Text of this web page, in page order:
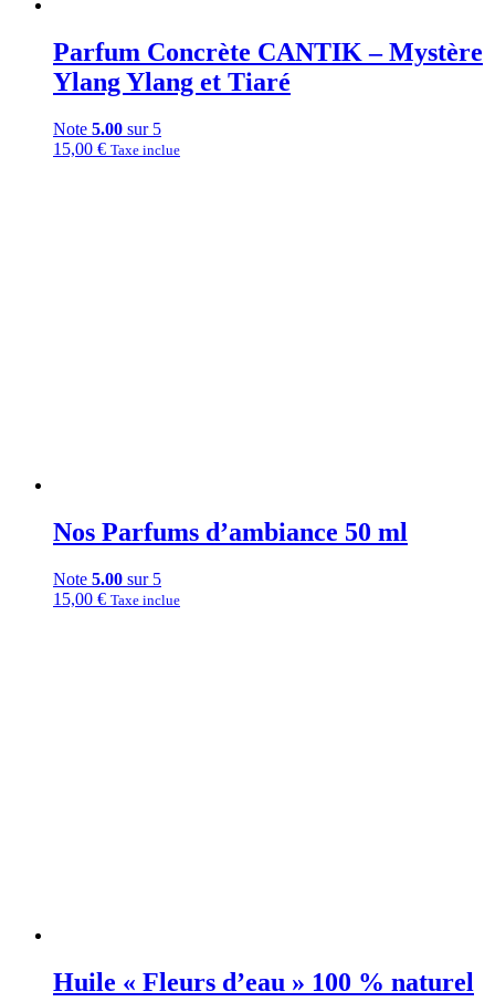
Parfum Concrète CANTIK – Mystère
Ylang Ylang et Tiaré
Note 5.00 sur 5
15,00 € Taxe inclue
Nos Parfums d’ambiance 50 ml
Note 5.00 sur 5
15,00 € Taxe inclue
Huile « Fleurs d’eau » 100 % naturel